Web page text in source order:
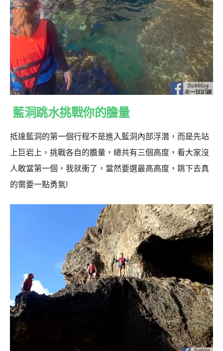
藍洞跳水挑戰你的膽量
抵達藍洞的第一個行程不是進入藍洞內部浮潛，而是先站
上巨岩上，挑戰各自的膽量，總共有三個高度，看大家沒
人敢當第一個，我就衝了，當然要選最高高度，跳下去真
的需要一點勇氣!